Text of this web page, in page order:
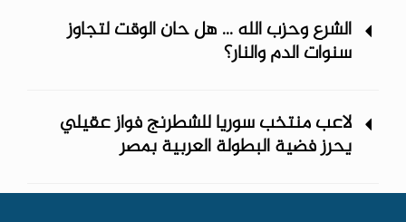
الشرع وحزب الله ... هل حان الوقت لتجاوز
سنوات الدم والنار؟
لاعب منتخب سوريا للشطرنج فواز عقيلي
يحرز فضية البطولة العربية بمصر